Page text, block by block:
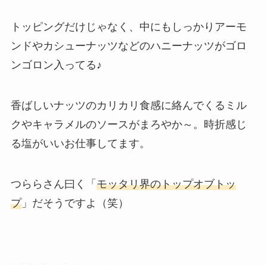
トッピングだけじゃなく、中にもしっかりアーモ
ンドやカシューナッツなどのハニーナッツがゴロ
ンゴロン入ってる♪
香ばしいナッツのカリカリ食感に絡んでくるミル
クやキャラメルのソースがまろやか～。時折感じ
る塩がいいお仕事してます。
つららさん曰く「 モッタリ界のトップオブトッ
プ」だそうですよ（笑）